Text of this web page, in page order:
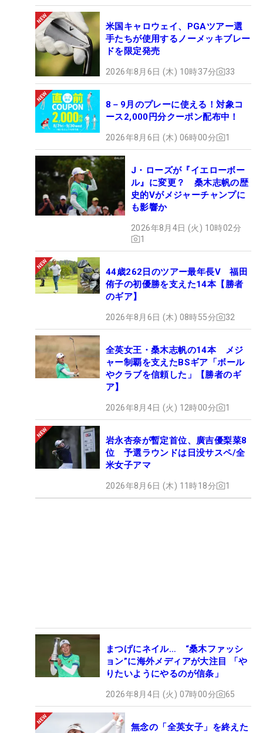
米国キャロウェイ、PGAツアー選
手たちが使用するノーメッキブレー
ドを限定発売
2026年8月6日 (木) 10時37分 33
8－9月のプレーに使える！対象コ
ース2,000円分クーポン配布中！
2026年8月6日 (木) 06時00分 1
J・ローズが『イエローボー
ル』に変更？ 桑木志帆の歴
史的Vがメジャーチャンプに
も影響か
2026年8月4日 (火) 10時02分
1
44歳262日のツアー最年長V 福田
侑子の初優勝を支えた14本【勝者
のギア】
2026年8月6日 (木) 08時55分 32
全英女王・桑木志帆の14本 メジ
ャー制覇を支えたBSギア「ボール
やクラブを信頼した」【勝者のギ
ア】
2026年8月4日 (火) 12時00分 1
岩永杏奈が暫定首位、廣吉優梨菜8
位 予選ラウンドは日没サスペ/全
米女子アマ
2026年8月6日 (木) 11時18分 1
まつげにネイル… “桑木ファッシ
ョン”に海外メディアが大注目 「や
りたいようにやるのが信条」
2026年8月4日 (火) 07時00分 65
無念の「全英女子」を終えた